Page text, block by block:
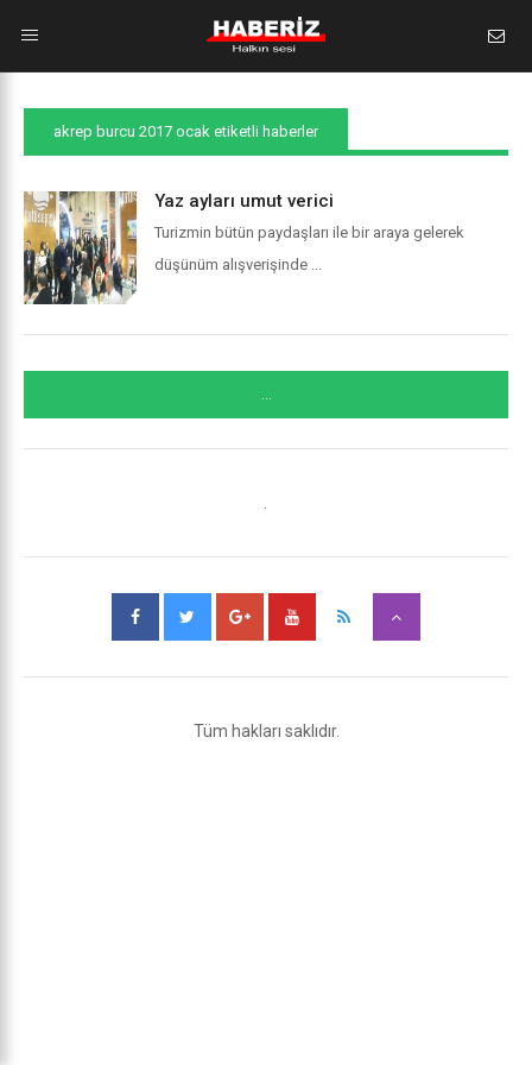
akrep burcu 2017 ocak etiketli haberler
Yaz ayları umut verici
Turizmin bütün paydaşları ile bir araya gelerek
düşünüm alışverişinde ...
...
Tüm hakları saklıdır.